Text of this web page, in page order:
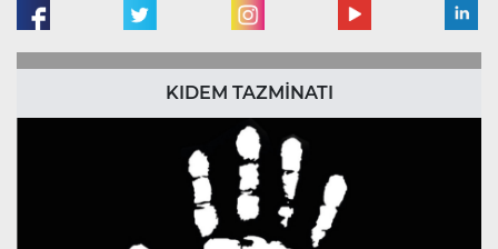
KIDEM TAZMİNATI